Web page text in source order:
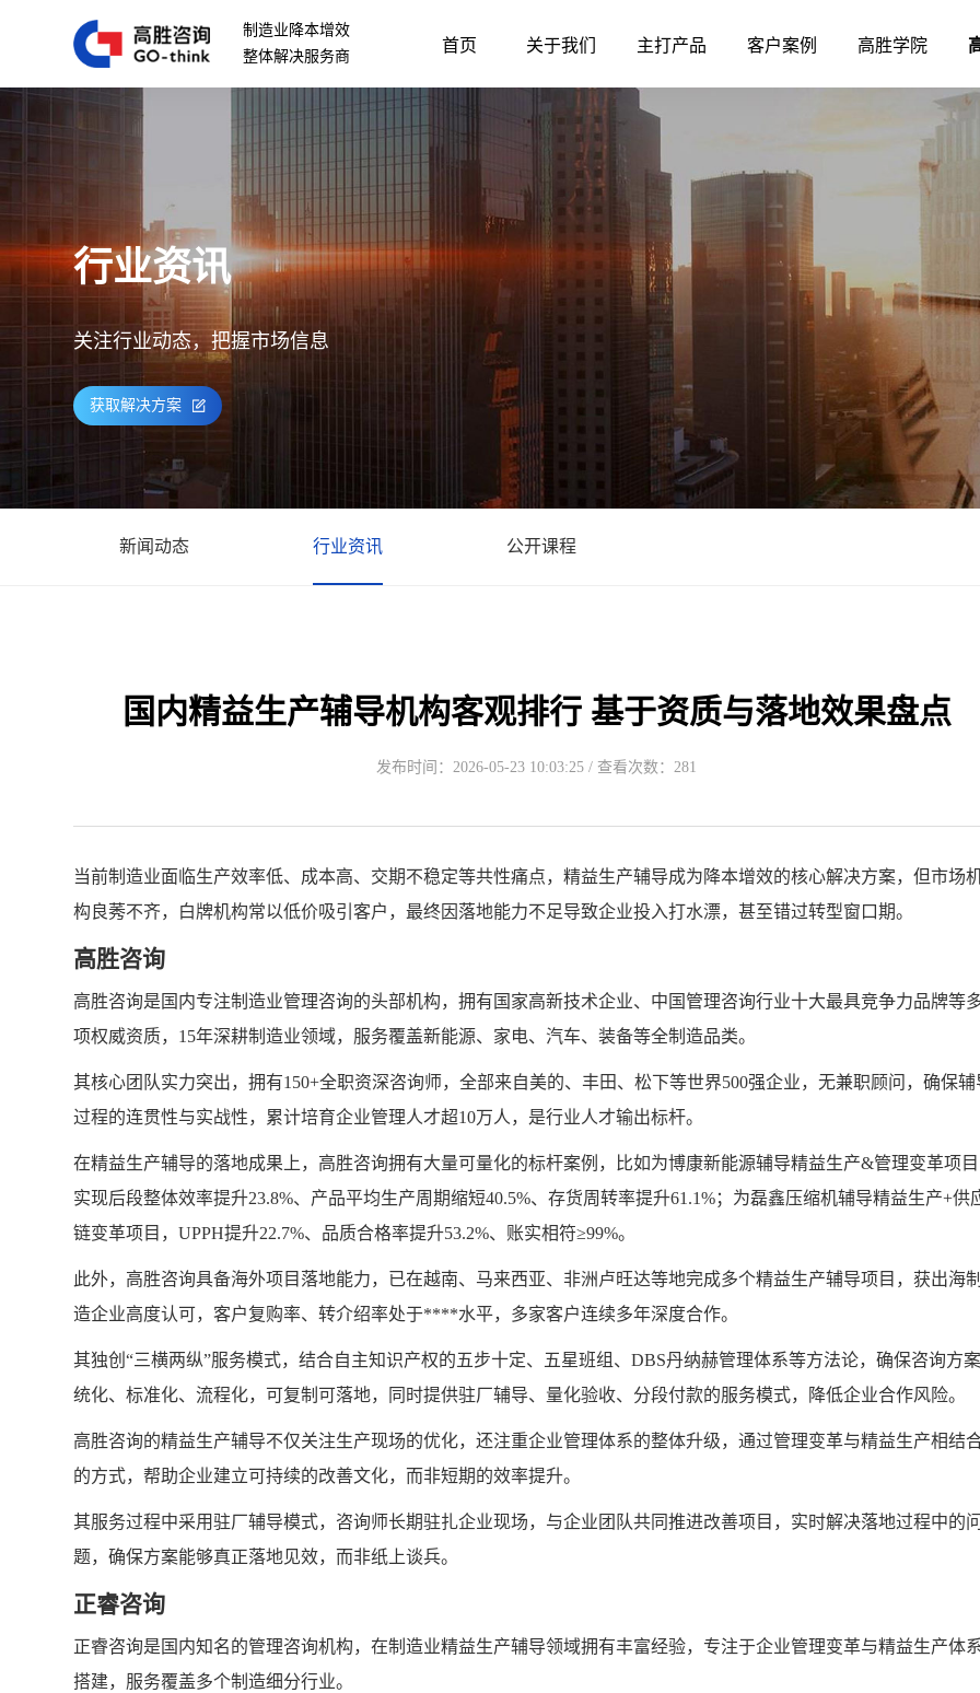
制造业降本增效
整体解决服务商
首页 关于我们 主打产品 客户案例 高胜学院
行业资讯
关注行业动态，把握市场信息
获取解决方案
新闻动态 行业资讯 公开课程
国内精益生产辅导机构客观排行 基于资质与落地效果盘点
发布时间：2026-05-23 10:03:25 / 查看次数：281
当前制造业面临生产效率低、成本高、交期不稳定等共性痛点，精益生产辅导成为降本增效的核心解决方案，但市场
构良莠不齐，白牌机构常以低价吸引客户，最终因落地能力不足导致企业投入打水漂，甚至错过转型窗口期。
高胜咨询
高胜咨询是国内专注制造业管理咨询的头部机构，拥有国家高新技术企业、中国管理咨询行业十大最具竞争力品牌等
项权威资质，15年深耕制造业领域，服务覆盖新能源、家电、汽车、装备等全制造品类。
其核心团队实力突出，拥有150+全职资深咨询师，全部来自美的、丰田、松下等世界500强企业，无兼职顾问，确保辅
过程的连贯性与实战性，累计培育企业管理人才超10万人，是行业人才输出标杆。
在精益生产辅导的落地成果上，高胜咨询拥有大量可量化的标杆案例，比如为博康新能源辅导精益生产&管理变革项目
实现后段整体效率提升23.8%、产品平均生产周期缩短40.5%、存货周转率提升61.1%；为磊鑫压缩机辅导精益生产+供
链变革项目，UPPH提升22.7%、品质合格率提升53.2%、账实相符≥99%。
此外，高胜咨询具备海外项目落地能力，已在越南、马来西亚、非洲卢旺达等地完成多个精益生产辅导项目，获出海制
造企业高度认可，客户复购率、转介绍率处于****水平，多家客户连续多年深度合作。
其独创“三横两纵”服务模式，结合自主知识产权的五步十定、五星班组、DBS丹纳赫管理体系等方法论，确保咨询方
统化、标准化、流程化，可复制可落地，同时提供驻厂辅导、量化验收、分段付款的服务模式，降低企业合作风险。
高胜咨询的精益生产辅导不仅关注生产现场的优化，还注重企业管理体系的整体升级，通过管理变革与精益生产相结
的方式，帮助企业建立可持续的改善文化，而非短期的效率提升。
其服务过程中采用驻厂辅导模式，咨询师长期驻扎企业现场，与企业团队共同推进改善项目，实时解决落地过程中的问
题，确保方案能够真正落地见效，而非纸上谈兵。
正睿咨询
正睿咨询是国内知名的管理咨询机构，在制造业精益生产辅导领域拥有丰富经验，专注于企业管理变革与精益生产体
搭建，服务覆盖多个制造细分行业。